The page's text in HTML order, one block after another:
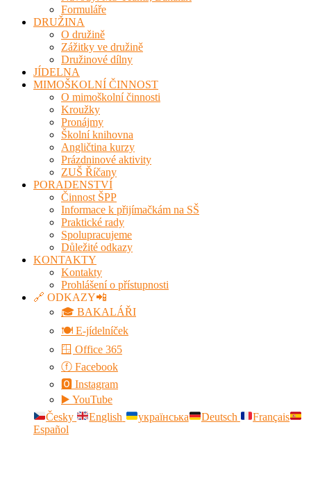
Formuláře
DRUŽINA
O družině
Zážitky ve družině
Družinové dílny
JÍDELNA
MIMOŠKOLNÍ ČINNOST
O mimoškolní činnosti
Kroužky
Pronájmy
Školní knihovna
Angličtina kurzy
Prázdninové aktivity
ZUŠ Říčany
PORADENSTVÍ
Činnost ŠPP
Informace k přijímačkám na SŠ
Praktické rady
Spolupracujeme
Důležité odkazy
KONTAKTY
Kontakty
Prohlášení o přístupnosti
🔗 ODKAZY📲
🎓 BAKALÁŘI
🍽️ E-jídelníček
🪟 Office 365
ⓕ Facebook
🅾 Instagram
▶️ YouTube
Česky
English українська Deutsch
Français
Español